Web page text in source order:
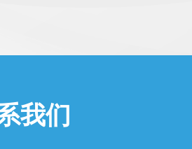
我们